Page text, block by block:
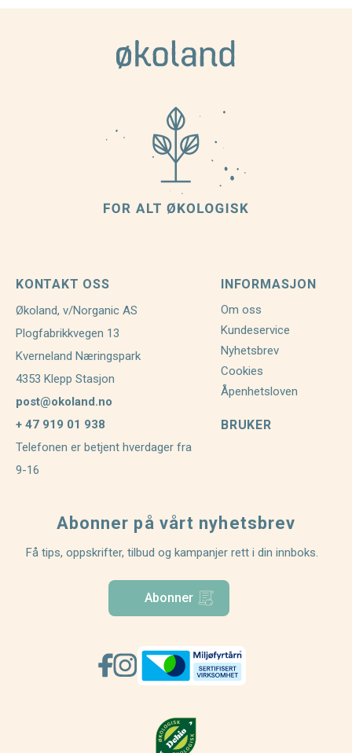
KONTAKT OSS
Økoland, v/Norganic AS
Plogfabrikkvegen 13
Kverneland Næringspark
4353 Klepp Stasjon
post@okoland.no
+ 47 919 01 938
Telefonen er betjent hverdager fra
9-16
INFORMASJON
Om oss
Kundeservice
Nyhetsbrev
Cookies
Åpenhetsloven
BRUKER
Abonner på vårt nyhetsbrev
Få tips, oppskrifter, tilbud og kampanjer rett i din innboks.
Abonner